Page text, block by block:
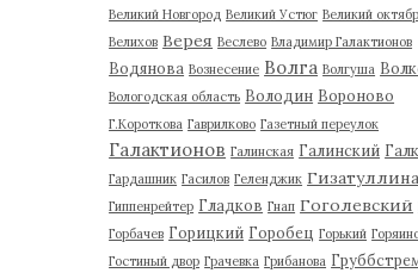
Великий Новгород Великий Устюг Великий
Велихов Верея Веслево Владимир Галактионов
Водянова Вознесение Волга Волгуша
Вологодская область Володин Вороново
Г.Короткова Гаврилково Газетный переулок
Галактионов Галинская Галинский
Гардашник Гасилов Геленджик Гизатуллина
Гиппенрейтер Гладков Гнап Гоголевский
Горбачев Горицкий Горобец Горький
Гостиный двор Грачевка Грибанова